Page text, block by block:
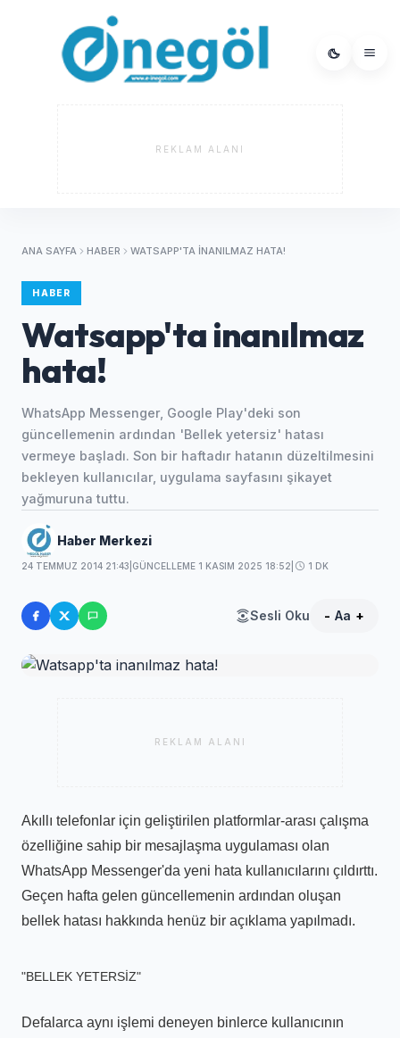
REKLAM ALANI
ANA SAYFA HABER WATSAPP'TA INANILMAZ HATA!
HABER
Watsapp'ta inanılmaz
hata!
WhatsApp Messenger, Google Play'deki son
güncellemenin ardından 'Bellek yetersiz' hatası
vermeye başladı. Son bir haftadır hatanın düzeltilmesini
bekleyen kullanıcılar, uygulama sayfasını şikayet
yağmuruna tuttu.
Haber Merkezi
24 TEMMUZ 2014 21:43 GÜNCELLEME 1 KASIM 2025 18:52 1 DK
Sesli Oku - Aa +
REKLAM ALANI
Akıllı telefonlar için geliştirilen platformlar-arası çalışma
özelliğine sahip bir mesajlaşma uygulaması olan
WhatsApp Messenger'da yeni hata kullanıcılarını çıldırttı.
Geçen hafta gelen güncellemenin ardından oluşan
bellek hatası hakkında henüz bir açıklama yapılmadı.
"BELLEK YETERSİZ"
Defalarca aynı işlemi deneyen binlerce kullanıcının